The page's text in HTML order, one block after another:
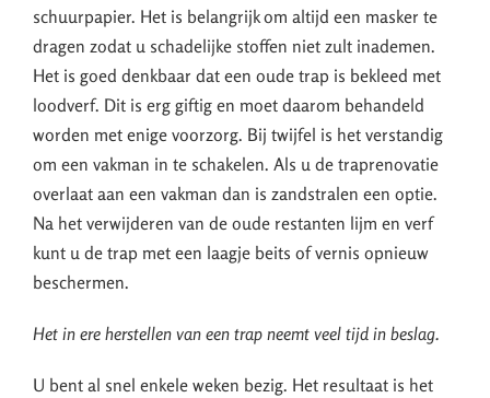
schuurpapier. Het is belangrijk om altijd een masker te
dragen zodat u schadelijke stoffen niet zult inademen.
Het is goed denkbaar dat een oude trap is bekleed met
loodverf. Dit is erg giftig en moet daarom behandeld
worden met enige voorzorg. Bij twijfel is het verstandig
om een vakman in te schakelen. Als u de traprenovatie
overlaat aan een vakman dan is zandstralen een optie.
Na het verwijderen van de oude restanten lijm en verf
kunt u de trap met een laagje beits of vernis opnieuw
beschermen.
Het in ere herstellen van een trap neemt veel tijd in beslag.
U bent al snel enkele weken bezig. Het resultaat is het